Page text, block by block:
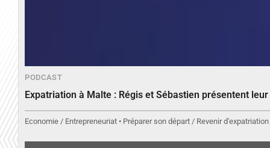
PODCAST
Expatriation à Malte : Régis et Sébastien présentent
Economie / Entrepreneuriat • Préparer son départ / Revenir d'expatriation